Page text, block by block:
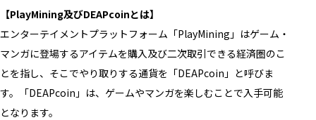
【PlayMining及びDEAPcoinとは】
エンターテイメントプラットフォーム「PlayMining」はゲーム・
マンガに登場するアイテムを購入及び二次取引できる経済圏のこ
とを指し、そこでやり取りする通貨を「DEAPcoin」と呼びま
す。「DEAPcoin」は、ゲームやマンガを楽しむことで入手可能
となります。